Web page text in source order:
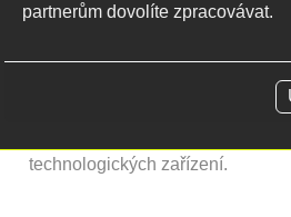
Naše technika opět v
Naše technika je pravidelně v
napříč různými obory – od citlivé
technologických zařízení.
partnerům dovolíte zpracovávat.